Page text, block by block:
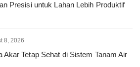
Presisi untuk Lahan Lebih Produktif
8, 2026
Akar Tetap Sehat di Sistem Tanam Air